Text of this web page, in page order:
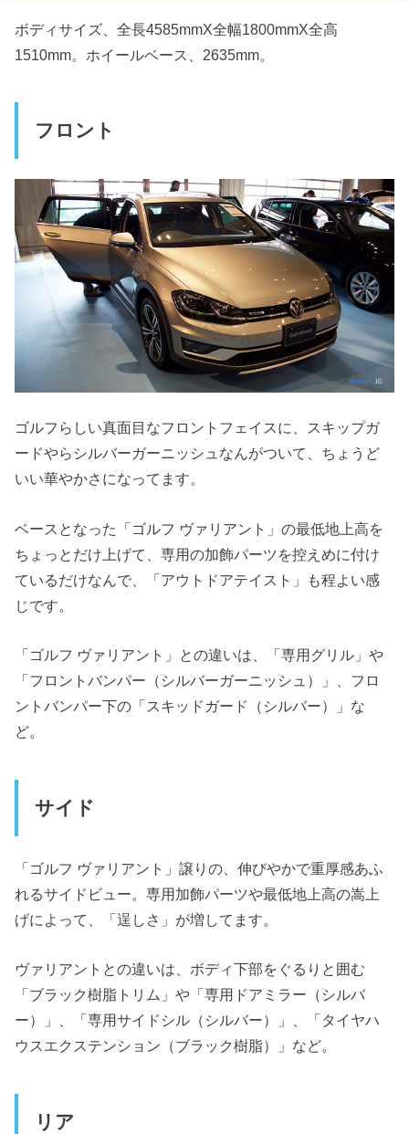
ボディサイズ、全長4585mmX全幅1800mmX全高
1510mm。ホイールベース、2635mm。
フロント
ゴルフらしい真面目なフロントフェイスに、スキップガ
ードやらシルバーガーニッシュなんがついて、ちょうど
いい華やかさになってます。
ベースとなった「ゴルフ ヴァリアント」の最低地上高を
ちょっとだけ上げて、専用の加飾パーツを控えめに付け
ているだけなんで、「アウトドアテイスト」も程よい感
じです。
「ゴルフ ヴァリアント」との違いは、「専用グリル」や
「フロントバンパー（シルバーガーニッシュ）」、フロ
ントバンパー下の「スキッドガード（シルバー）」な
ど。
サイド
「ゴルフ ヴァリアント」譲りの、伸びやかで重厚感あふ
れるサイドビュー。専用加飾パーツや最低地上高の嵩上
げによって、「逞しさ」が増してます。
ヴァリアントとの違いは、ボディ下部をぐるりと囲む
「ブラック樹脂トリム」や「専用ドアミラー（シルバ
ー）」、「専用サイドシル（シルバー）」、「タイヤハ
ウスエクステンション（ブラック樹脂）」など。
リア